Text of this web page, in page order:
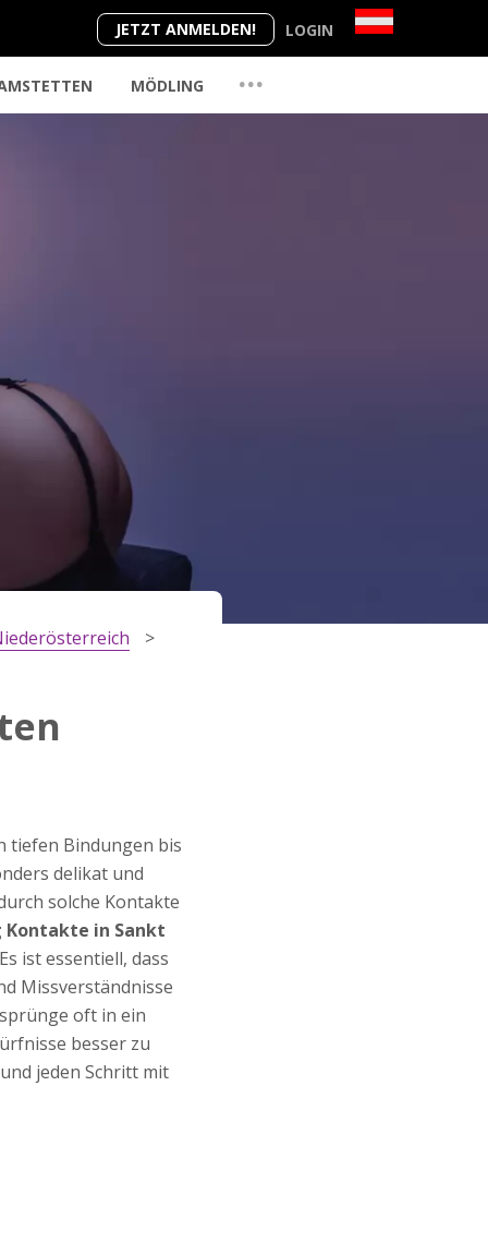
JETZT ANMELDEN! LOGIN
MÖDLING ...
tiefen Bindungen bis
delikat und
solche Kontakte
Kontakte in Sankt
ist essentiell, dass
Missverständnisse
oft in ein
besser zu
jeden Schritt mit